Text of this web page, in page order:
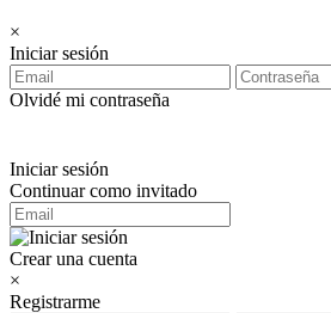
×
Iniciar sesión
Olvidé mi contraseña
Iniciar sesión
Continuar como invitado
Crear una cuenta
×
Registrarme